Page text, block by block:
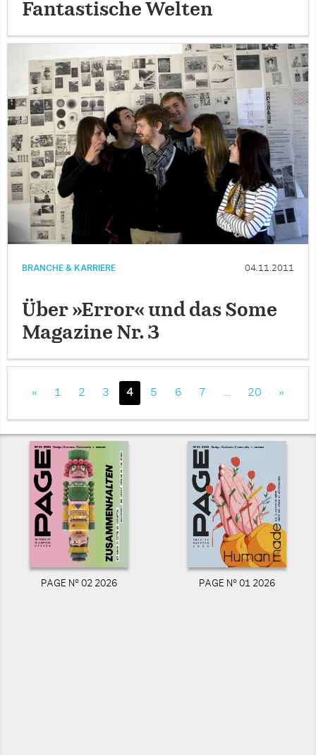
Fantastische Welten
BRANCHE & KARRIERE 04.11.2011
Über »Error« und das Some
Magazine Nr. 3
« 1 2 3 4 5 6 7 … 20 »
PAGE N° 02 2026 PAGE N° 01 2026